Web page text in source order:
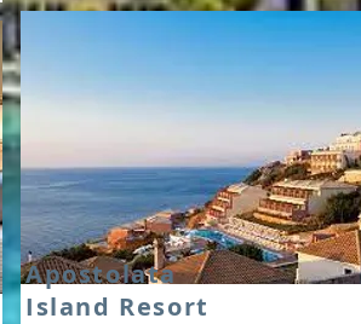
Apostolata
Island Resort